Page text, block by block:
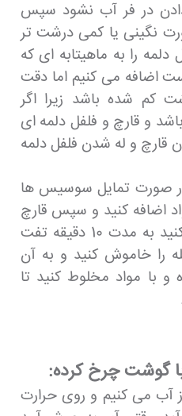
در فر آب نشود سپس
نگینی یا کمی درشت تر
دلمه را به ماهیتابه ای که
اضافه می کنیم اما دقت
کم شده باشد زیرا اگر
و قارچ و فلفل دلمه ای
قارچ و له شدن فلفل دلمه
صورت تمایل سوسیس ها
اضافه کنید و سپس قارچ
و فلفل دلمه ای را اضافه کنید به مدت 10 دقیقه تفت
را خاموش کنید و به آن
و با مواد مخلوط کنید تا
با گوشت چرخ کرده:
آب می کنیم و روی حرارت